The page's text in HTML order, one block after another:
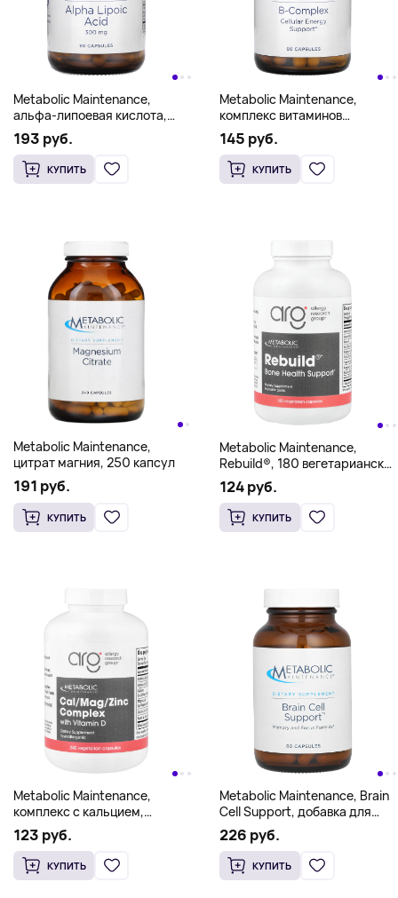
Metabolic Maintenance,
альфа-липоевая кислота,
300 мг, 90 капсул
193 руб.
КУПИТЬ
Metabolic Maintenance,
комплекс витаминов
группы B, 90 капсул
145 руб.
КУПИТЬ
Metabolic Maintenance,
цитрат магния, 250 капсул
191 руб.
КУПИТЬ
Metabolic Maintenance,
Rebuild®, 180 вегетарианских
капсул
124 руб.
КУПИТЬ
Metabolic Maintenance,
комплекс с кальцием,
магнием и цинком с
витамином D, 240
вегетарианских капсул
123 руб.
КУПИТЬ
Metabolic Maintenance, Brain
Cell Support, добавка для
здоровья мозга, 60 капсул
226 руб.
КУПИТЬ